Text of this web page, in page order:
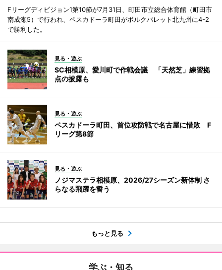
Fリーグディビジョン1第10節が7月31日、町田市立総合体育館（町田市
南成瀬5）で行われ、ペスカドーラ町田がボルクバレット北九州に4-2
で勝利した。
見る・遊ぶ
SC相模原、愛川町で作戦会議 「天然芝」練習拠
点の披露も
見る・遊ぶ
ペスカドーラ町田、首位攻防戦で名古屋に惜敗 F
リーグ第8節
見る・遊ぶ
ノジマステラ相模原、2026/27シーズン新体制 さ
らなる飛躍を誓う
もっと見る
学ぶ・知る